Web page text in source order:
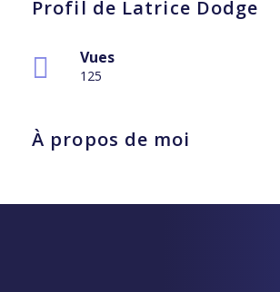
Profil de Latrice Dodge
Vues
125
À propos de moi